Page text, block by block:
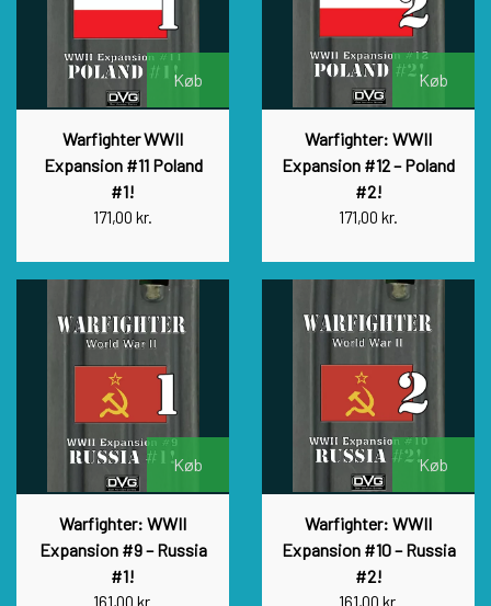
Køb
Warfighter WWII
Expansion #11 Poland
#1!
171,00 kr.
Køb
Warfighter: WWII
Expansion #12 – Poland
#2!
171,00 kr.
Køb
Warfighter: WWII
Expansion #9 – Russia
#1!
161,00 kr.
Køb
Warfighter: WWII
Expansion #10 – Russia
#2!
161,00 kr.